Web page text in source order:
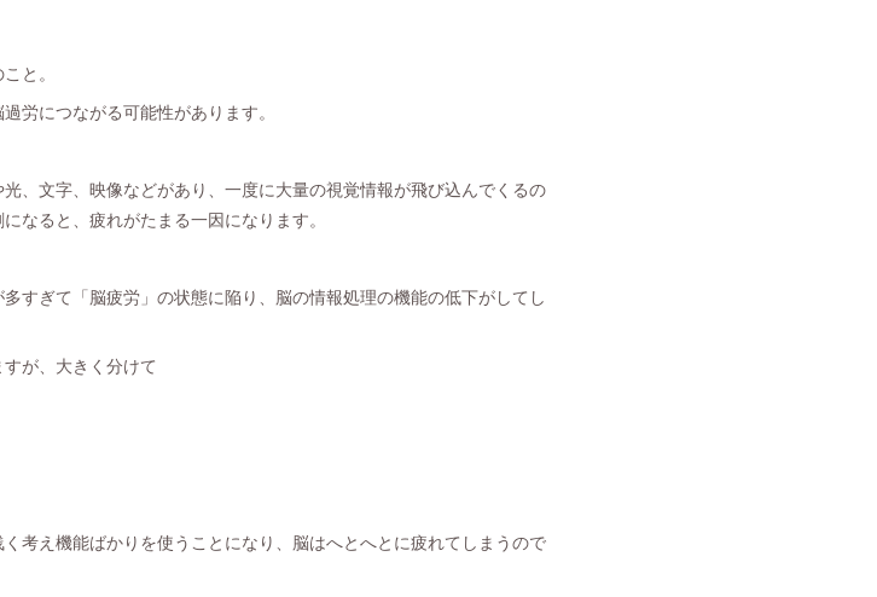
と。
労につながる可能性があります。
、文字、映像などがあり、一度に大量の視覚情報が飛び込んでくるの
なると、疲れがたまる一因になります。
すぎて「脳疲労」の状態に陥り、脳の情報処理の機能の低下がしてし
が、大きく分けて
考え機能ばかりを使うことになり、脳はへとへとに疲れてしまうので